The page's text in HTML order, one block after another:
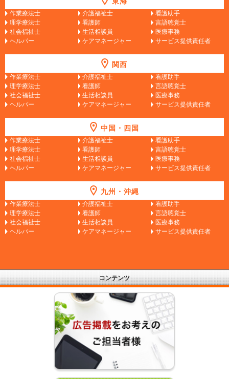
作業療法士 介護福祉士
看護助手
理学療法士
看護師
言語聴覚士
社会福祉士
生活相談員
医療事務
ヘルパー
ケアマネージャー サービス提供責任者
関西
作業療法士 介護福祉士
看護助手
理学療法士
看護師
言語聴覚士
社会福祉士
生活相談員
医療事務
ヘルパー
ケアマネージャー サービス提供責任者
中国・四国
作業療法士 介護福祉士
看護助手
理学療法士
看護師
言語聴覚士
社会福祉士
生活相談員
医療事務
ヘルパー
ケアマネージャー サービス提供責任者
九州・沖縄
作業療法士 介護福祉士
看護助手
理学療法士
看護師
言語聴覚士
社会福祉士
生活相談員
医療事務
ヘルパー
ケアマネージャー サービス提供責任者
コンテンツ